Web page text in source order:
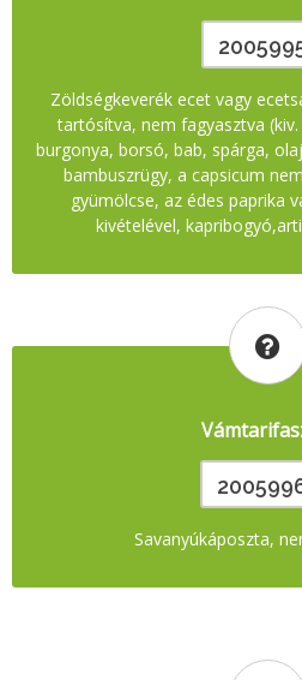
Zöldségkeverék ecet vagy
tartósítva, nem fagyasztva
burgonya, borsó, bab, spárga,
bambuszrügy, a capsicum
gyümölcse, az édes paprika
kivételével,
Savanyúkáposzta,